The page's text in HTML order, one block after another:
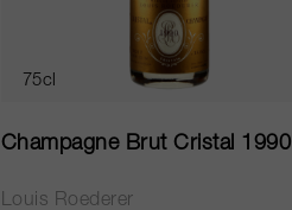
75cl
Champagne Brut Cristal 1990
Louis Roederer